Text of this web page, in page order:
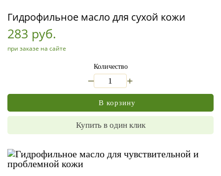
Гидрофильное масло для сухой кожи
283 руб.
при заказе на сайте
Количество
+
В корзину
Купить в один клик